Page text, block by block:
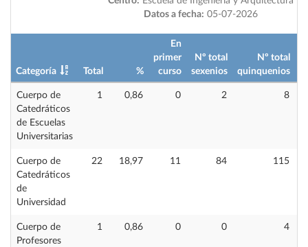
Datos a fecha: 05-07-2026
Categoría Total %
En
primer
curso
Nº total
sexenios
Nº total
quinquenios
Cuerpo de
Catedráticos
de Escuelas
Universitarias
1 0,86 0 2 8
Cuerpo de
Catedráticos
de
Universidad
22 18,97 11 84 115
Cuerpo de
Profesores
1 0,86 0 0 4